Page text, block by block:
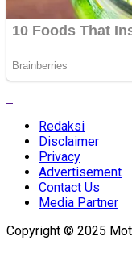
Redaksi
Disclaimer
Privacy
Advertisement
Contact Us
Media Partner
Copyright © 2025